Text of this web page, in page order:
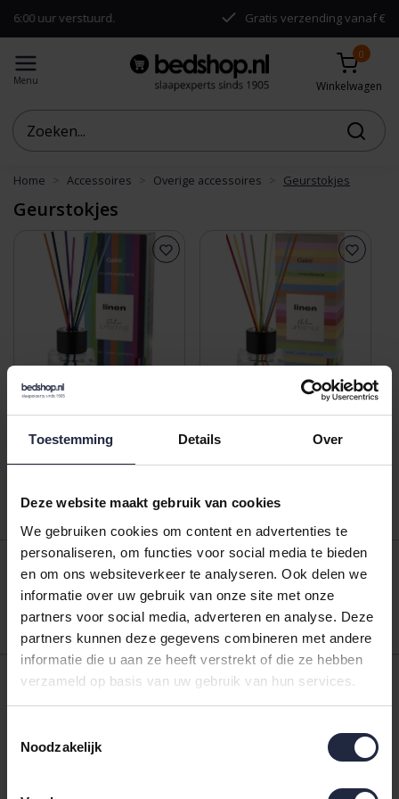
Toestemming Details Over
Deze website maakt gebruik van cookies
We gebruiken cookies om content en advertenties te
personaliseren, om functies voor social media te bieden
en om ons websiteverkeer te analyseren. Ook delen we
informatie over uw gebruik van onze site met onze
partners voor social media, adverteren en analyse. Deze
partners kunnen deze gegevens combineren met andere
informatie die u aan ze heeft verstrekt of die ze hebben
verzameld op basis van uw gebruik van hun services.
Noodzakelijk
uur verstuurd. Gratis verzending vanaf €50,-
Menu
0
Winkelwagen
Home Accessoires Overige accessoires Geurstokjes
Geurstokjes
84
Pine/Jasmin/Gardenia
25
Pine/Jasmin/Gardenia
Achteraf betalen mogelijk
klantenservice@bedshop.nl